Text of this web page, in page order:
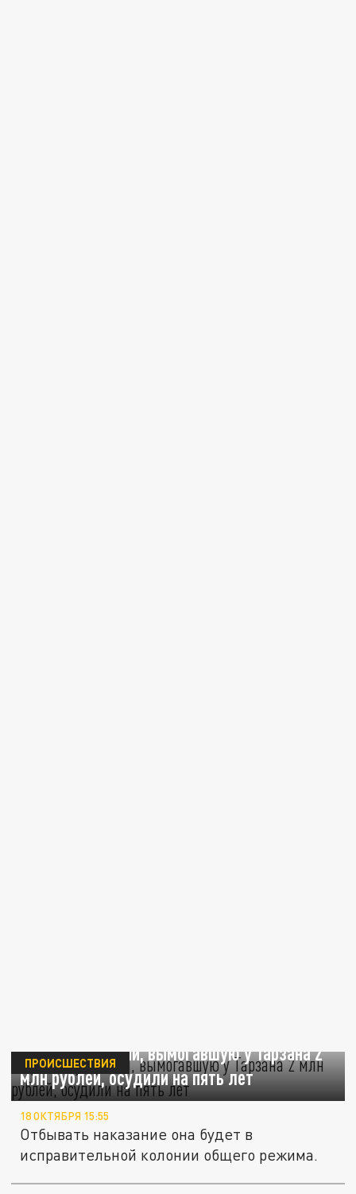
Уроженку Кубани, вымогавшую у Тарзана 2
млн рублей, осудили на пять лет
ПРОИСШЕСТВИЯ
18 ОКТЯБРЯ 15:55
Отбывать наказание она будет в
исправительной колонии общего режима.